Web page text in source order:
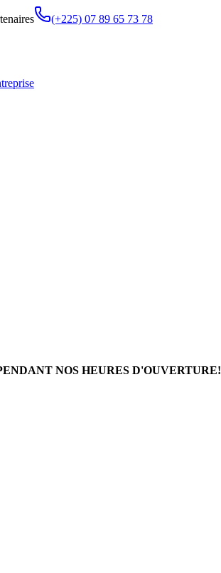
(+225) 07 89 65 73 78
NOS HEURES D'OUVERTURE!